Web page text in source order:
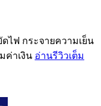
ไฟ กระจายความเย็น
ค่าเงิน อ่านรีวิวเต็ม